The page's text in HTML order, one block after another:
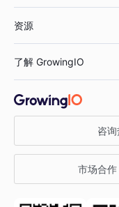
鞋服行业
汽车行业
金融行业
智能运营
获客分析
资源
增长公开课
增长博客
了解 GrowingIO
关于 GrowingIO
增长大会
咨询
市场合作